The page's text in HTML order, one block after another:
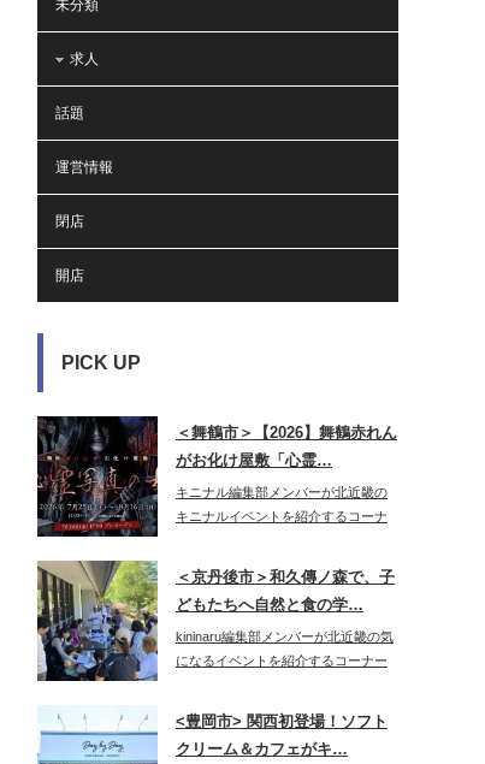
未分類
求人
話題
運営情報
閉店
開店
PICK UP
＜舞鶴市＞【2026】舞鶴赤れん
がお化け屋敷「心霊…
キニナル編集部メンバーが北近畿の
キニナルイベントを紹介するコーナ
＜京丹後市＞和久傳ノ森で、子
どもたちへ自然と食の学…
kininaru編集部メンバーが北近畿の気
になるイベントを紹介するコーナー
<豊岡市> 関西初登場！ソフト
クリーム＆カフェがキ…